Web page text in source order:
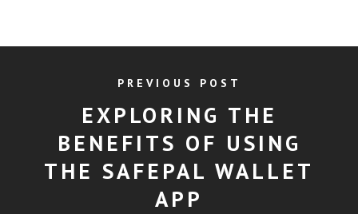
PREVIOUS POST
EXPLORING THE
BENEFITS OF USING
THE SAFEPAL WALLET
APP